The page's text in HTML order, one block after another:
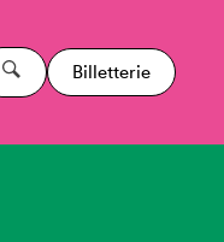
Billetterie